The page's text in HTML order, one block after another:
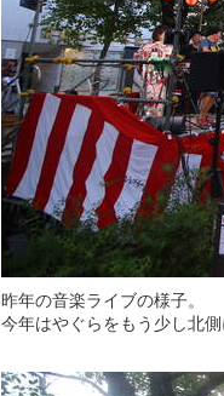
昨年の音楽ライブの様子。
今年はやぐらをもう少し北